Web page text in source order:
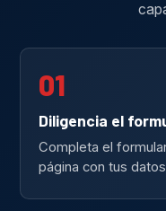
01
Diligencia el
Completa el
página con tus